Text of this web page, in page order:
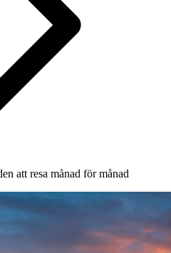
att resa månad för månad